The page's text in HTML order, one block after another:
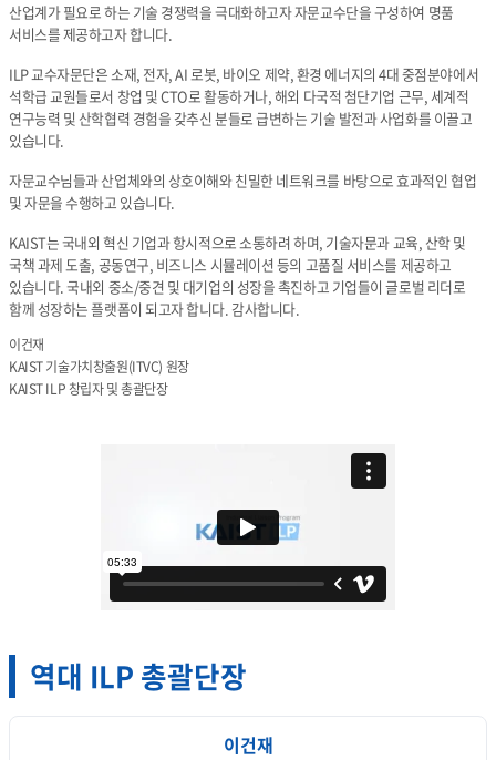
산업계가 필요로 하는 기술 경쟁력을 극대화하고자 자문교수단을 구성하여 명품
서비스를 제공하고자 합니다.
ILP 교수자문단은 소재, 전자, AI 로봇, 바이오 제약, 환경 에너지의 4대 중점분야에서
석학급 교원들로서 창업 및 CTO로 활동하거나, 해외 다국적 첨단기업 근무, 세계적
연구능력 및 산학협력 경험을 갖추신 분들로 급변하는 기술 발전과 사업화를 이끌고
있습니다.
자문교수님들과 산업체와의 상호이해와 친밀한 네트워크를 바탕으로 효과적인 협업
및 자문을 수행하고 있습니다.
KAIST는 국내외 혁신 기업과 항시적으로 소통하려 하며, 기술자문과 교육, 산학 및
국책 과제 도출, 공동연구, 비즈니스 시뮬레이션 등의 고품질 서비스를 제공하고
있습니다. 국내외 중소/중견 및 대기업의 성장을 촉진하고 기업들이 글로벌 리더로
함께 성장하는 플랫폼이 되고자 합니다. 감사합니다.
이건재
KAIST 기술가치창출원(ITVC) 원장
KAIST ILP 창립자 및 총괄단장
역대 ILP 총괄단장
이건재